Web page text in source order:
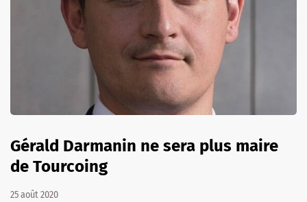
Gérald Darmanin ne sera plus maire
de Tourcoing
25 août 2020